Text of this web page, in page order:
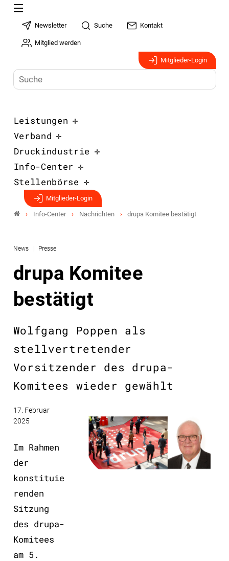
Newsletter Suche Kontakt
Mitglied werden
Mitglieder-Login
Leistungen
Verband
Druckindustrie
Info-Center
Stellenbörse
Mitglieder-Login
Info-Center Nachrichten drupa Komitee bestätigt
News Presse
drupa Komitee
bestätigt
Wolfgang Poppen als
stellvertretender
Vorsitzender des drupa-
Komitees wieder gewählt
17. Februar
2025
Im Rahmen
der
konstituie
renden
Sitzung
des drupa-
Komitees
am 5.